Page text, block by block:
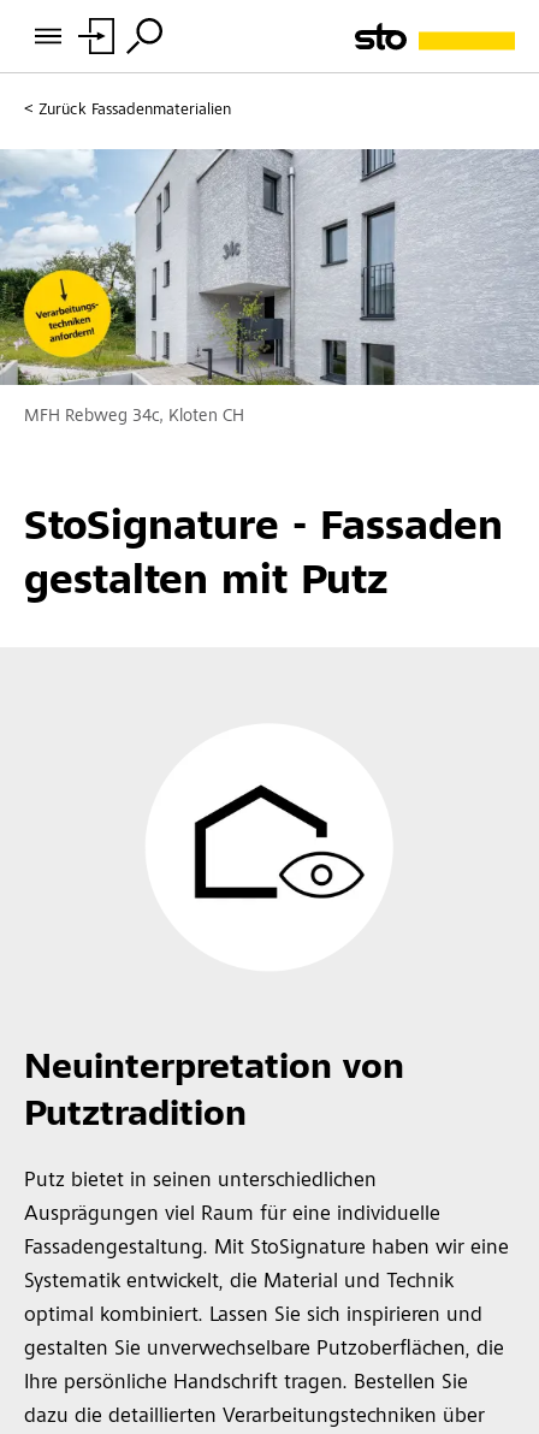
Zurück Fassadenmaterialien
MFH Rebweg 34c, Kloten CH
StoSignature - Fassaden
gestalten mit Putz
Neuinterpretation von
Putztradition
Putz bietet in seinen unterschiedlichen
Ausprägungen viel Raum für eine individuelle
Fassadengestaltung. Mit StoSignature haben wir eine
Systematik entwickelt, die Material und Technik
optimal kombiniert. Lassen Sie sich inspirieren und
gestalten Sie unverwechselbare Putzoberflächen, die
Ihre persönliche Handschrift tragen. Bestellen Sie
dazu die detaillierten Verarbeitungstechniken über